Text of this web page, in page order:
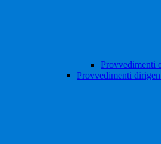
Provvedimenti
Provvedimenti